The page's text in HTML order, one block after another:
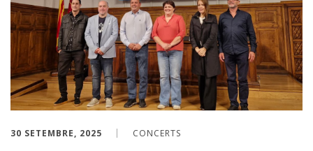
30 SETEMBRE, 2025 CONCERTS